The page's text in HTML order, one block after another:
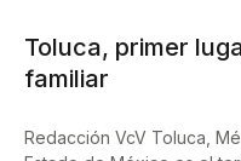
Toluca, primer
familiar
Redacción VcV Toluca,